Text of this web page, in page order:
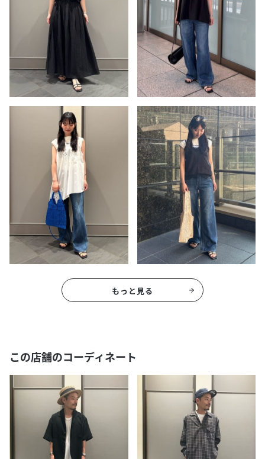
もっと見る
この店舗のコーディネート